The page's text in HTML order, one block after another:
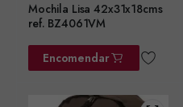
Mochila Lisa 42x31x18cms
ref. BZ4061VM
Encomendar